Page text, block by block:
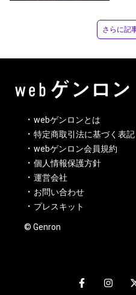
さらに記
webゲンロンとは
特定商取引法に基づく表記
webゲンロン会員規約
個人情報保護方針
運営会社
お問い合わせ
プレスキット
© Genron